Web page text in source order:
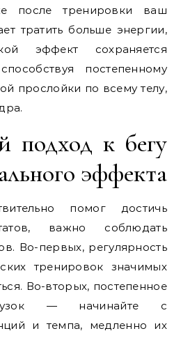
после тренировки ваш
тратить больше энергии,
эффект сохраняется
постепенному
прослойки по всему телу,
подход к бегу
эффекта
помог достичь
важно соблюдать
Во-первых, регулярность
тренировок значимых
Во-вторых, постепенное
— начинайте с
и темпа, медленно их